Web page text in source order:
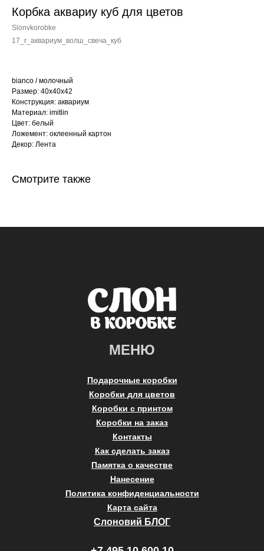
Корбка аквариу куб для цветов
Slonvkorobke
17_r_аквариум_волш_свеча_куб
bianco / молочный
Размер: 40х40х42
Конструкция: аквариум
Материал: imitlin
Цвет: белый
Ложемент: оклеенный картон
Декор: Лента
Смотрите также
МЕНЮ
Подарочные коробки
Коробки для цветов
Коробки с принтом
Коробки на заказ
Контакты
Как сделать заказ
Памятка о качестве
Нанесение
Политика конфиденциальности
Карта сайта
Слоновий БЛОГ